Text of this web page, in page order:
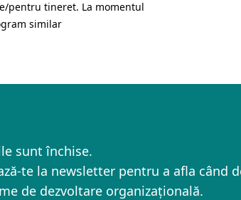
pentru tineret. La momentul
similar
sunt închise.
te la newsletter pentru a afla când
de dezvoltare organizațională.